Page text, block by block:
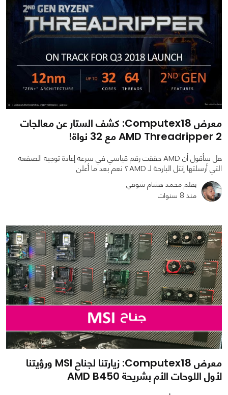
معرض Computex18: كشف الستار عن معالجات
AMD Threadripper 2 مع 32 نواة!
هل سأقول أن AMD حققت رقم قياسي في سرعة إعادة توجيه الصفعة
التي أرسلتها إنتل البارحة لـ AMD؟ نعم بعد ما أعلن
بقلم محمد هشام شوقي
منذ 8 سنوات
معرض Computex18: زيارتنا لجناح MSI ورؤيتنا
لأول اللوحات الأم بشريحة AMD B450